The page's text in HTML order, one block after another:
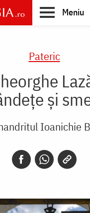
Meniu
Pateric
și
Ioanichie